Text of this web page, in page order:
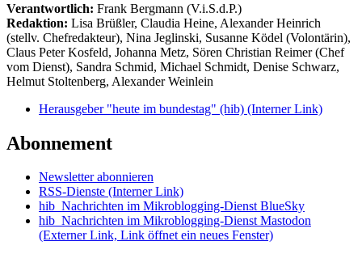
Verantwortlich: Frank Bergmann (V.i.S.d.P.)
Redaktion: Lisa Brüßler, Claudia Heine, Alexander Heinrich
(stellv. Chefredakteur), Nina Jeglinski, Susanne Ködel (Volontärin),
Claus Peter Kosfeld, Johanna Metz, Sören Christian Reimer (Chef
vom Dienst), Sandra Schmid, Michael Schmidt, Denise Schwarz,
Helmut Stoltenberg, Alexander Weinlein
Herausgeber "heute im bundestag" (hib) (Interner Link)
Abonnement
Newsletter abonnieren
RSS-Dienste (Interner Link)
hib_Nachrichten im Mikroblogging-Dienst BlueSky
hib_Nachrichten im Mikroblogging-Dienst Mastodon
(Externer Link, Link öffnet ein neues Fenster)